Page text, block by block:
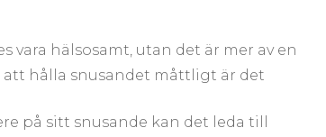
vara hälsosamt, utan det är mer av en
hålla snusandet måttligt är det
på sitt snusande kan det leda till